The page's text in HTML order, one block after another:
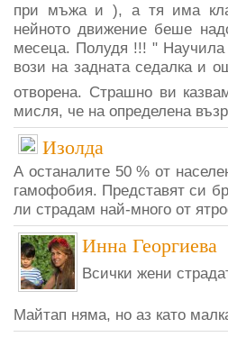
при мъжа и ), а тя има
нейното движение беше
месеца. Полудя !!! " Научила
вози на задната седалка и
отворена. Страшно ви
мисля, че на определена
Изолда
А останалите 50 % от
гамофобия. Представят си
ли страдам най-много от
Инна Георгиева
Всички жени
Майтап няма, но аз като